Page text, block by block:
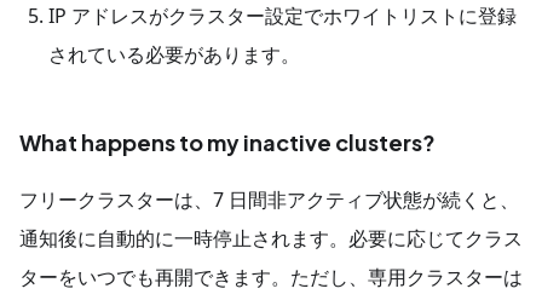
IP アドレスがクラスター設定でホワイトリストに登録
されている必要があります。
What happens to my inactive clusters?
フリークラスターは、7 日間非アクティブ状態が続くと、
通知後に自動的に一時停止されます。必要に応じてクラス
ターをいつでも再開できます。ただし、専用クラスターは